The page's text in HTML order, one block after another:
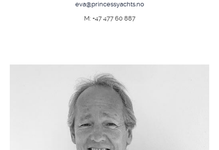
eva@princessyachts.no
M: +47 477 60 887